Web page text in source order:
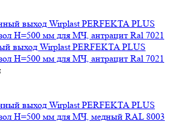
выход Wirplast PERFEKTA PLUS
H=500 мм для МЧ, антрацит Ral 7021